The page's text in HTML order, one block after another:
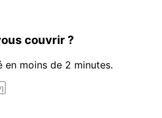
couvrir ?
moins de 2 minutes.